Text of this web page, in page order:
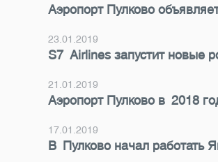
Аэропорт Пулково
23.01.2019
S7 Airlines запустит новые
21.01.2019
Аэропорт Пулково в 2018
17.01.2019
В Пулково начал работать